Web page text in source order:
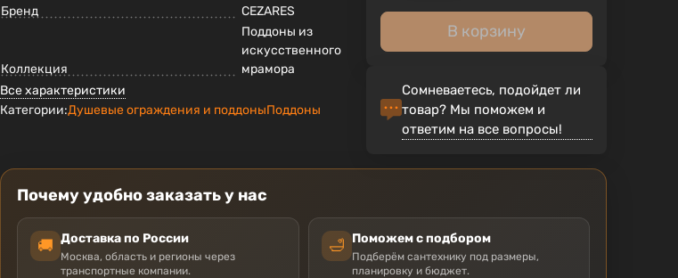
Бренд
CEZARES
Коллекция
Поддоны из
искусственного
мрамора
Все характеристики
Категории:Душевые ограждения и поддоныПоддоны
В корзину
Сомневаетесь, подойдет ли
товар? Мы поможем и
ответим на все вопросы!
Почему удобно заказать у нас
🚚 Доставка по России
Москва, область и регионы через
транспортные компании.
🛁 Поможем с подбором
Подберём сантехнику под размеры,
планировку и бюджет.